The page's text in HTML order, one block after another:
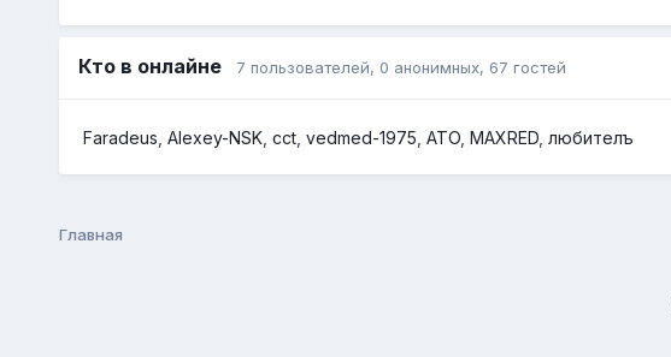
Кто в онлайне 7 пользователей, 0 анонимных, 67 гостей
Faradeus Alexey-NSK cct vedmed-1975 ATO MAXRED любителъ
Главная